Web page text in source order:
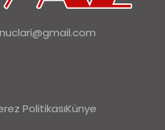
PolitikasıKünye